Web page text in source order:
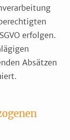
erfolgen.
Absätzen